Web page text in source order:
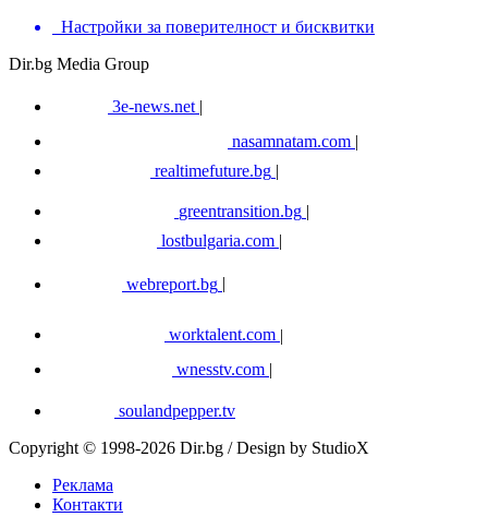
Настройки за поверителност и бисквитки
Dir.bg Media Group
3e-news.net |
nasamnatam.com |
realtimefuture.bg |
greentransition.bg |
lostbulgaria.com |
webreport.bg
worktalent.com |
wnesstv.com |
soulandpepper.tv
Copyright © 1998-2026 Dir.bg / Design by StudioX
Реклама
Контакти